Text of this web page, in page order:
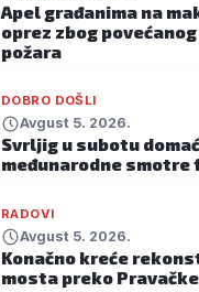
Apel građanima na
oprez zbog
požara
DOBRO DOŠLI
Avgust 5. 2026.
Svrljig u subotu
međunarodne
RADOVI
Avgust 5. 2026.
Konačno kreće
mosta preko